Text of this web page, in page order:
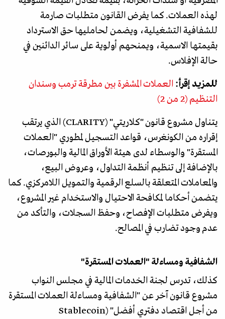
لهذه العملات. كما يفرض القانون متطلبات صارمة
للشفافية التشغيلية، ويضمن لحامليها حق الاسترداد
بقيمتها الاسمية، ويمنحهم أولوية على سائر الدائنين في
حالة الإفلاس.
للمزيد إقرأ: العملات المشفرة بين مطرقة ترمب وسندان
التنظيم (2 من 2)
يتناول مشروع قانون "كلاريتي" (CLARITY) الذي يرتقب
إقراره من الكونغرس، قواعد التسجيل لمطوري "العملات
المستقرة" والوسطاء لدى هيئة الأوراق المالية والبورصات،
بالإضافة إلى تنظيم أنظمة التداول، وعروض البيع،
والمعاملات المتعلقة بالسلع الرقمية والتمويل اللامركزي. كما
يتضمن أحكاما لمكافحة الاحتيال والاستخدام غير المشروع،
ويفرض متطلبات الإفصاح، وحفظ السجلات، والتأكد من
عدم وجود تضارب في المصالح.
الشفافية ومساءلة "العملات المستقرة"
كذلك، تدرس لجنة الخدمات المالية في مجلس النواب
مشروع قانون آخر عن "الشفافية ومساءلة العملات المستقرة
من أجل اقتصاد دفتري أفضل" (Stablecoin